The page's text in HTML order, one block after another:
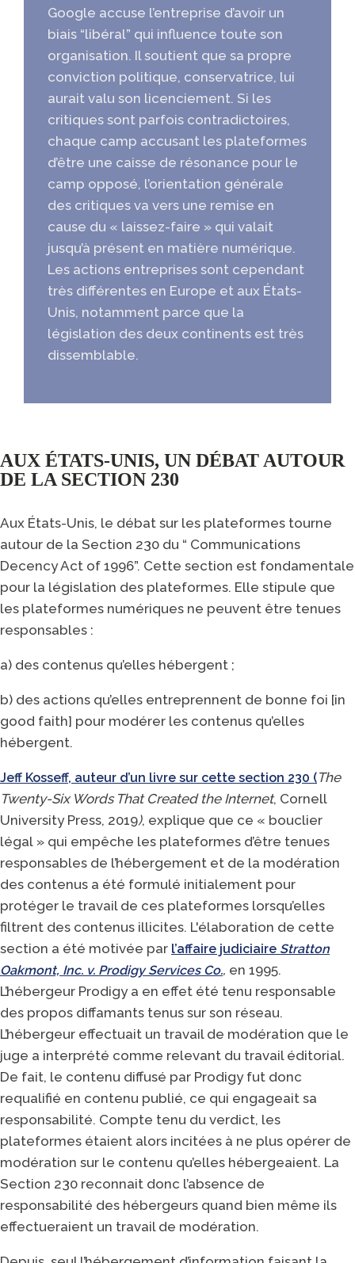
Google accuse l’entreprise d’avoir un
biais “libéral” qui influence toute son
organisation. Il soutient que sa propre
conviction politique, conservatrice, lui
aurait valu son licenciement. Si les
critiques sont parfois contradictoires,
chaque camp accusant les plateformes
d’être une caisse de résonance pour le
camp opposé, l’orientation générale
des critiques va vers une remise en
cause du « laissez-faire » qui valait
jusqu’à présent en matière numérique.
Les actions entreprises sont cependant
très différentes en Europe et aux États-
Unis, notamment parce que la
législation des deux continents est très
dissemblable.
AUX ÉTATS-UNIS, UN DÉBAT AUTOUR
DE LA SECTION 230
Aux États-Unis, le débat sur les plateformes tourne
autour de la Section 230 du “ Communications
Decency Act of 1996”. Cette section est fondamentale
pour la législation des plateformes. Elle stipule que
les plateformes numériques ne peuvent être tenues
responsables :
a) des contenus qu’elles hébergent ;
b) des actions qu’elles entreprennent de bonne foi [in
good faith] pour modérer les contenus qu’elles
hébergent.
Jeff Kosseff, auteur d’un livre sur cette section 230 (The
Twenty-Six Words That Created the Internet, Cornell
University Press, 2019), explique que ce « bouclier
légal » qui empêche les plateformes d’être tenues
responsables de l’hébergement et de la modération
des contenus a été formulé initialement pour
protéger le travail de ces plateformes lorsqu’elles
filtrent des contenus illicites. L'élaboration de cette
section a été motivée par l’affaire judiciaire Stratton
Oakmont, Inc. v. Prodigy Services Co., en 1995.
L’hébergeur Prodigy a en effet été tenu responsable
des propos diffamants tenus sur son réseau.
L’hébergeur effectuait un travail de modération que le
juge a interprété comme relevant du travail éditorial.
De fait, le contenu diffusé par Prodigy fut donc
requalifié en contenu publié, ce qui engageait sa
responsabilité. Compte tenu du verdict, les
plateformes étaient alors incitées à ne plus opérer de
modération sur le contenu qu’elles hébergeaient. La
Section 230 reconnait donc l’absence de
responsabilité des hébergeurs quand bien même ils
effectueraient un travail de modération.